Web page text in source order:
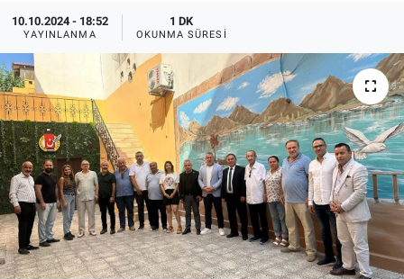
10.10.2024 - 18:52
YAYINLANMA
1 DK
OKUNMA SÜRESI